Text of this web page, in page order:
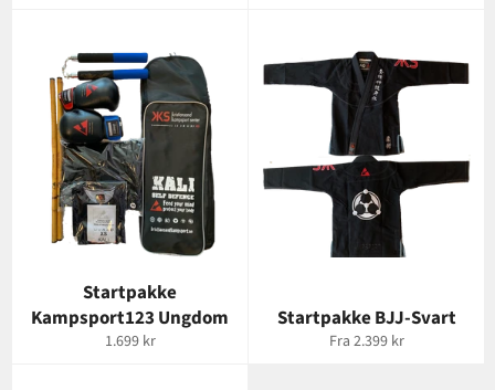
Startpakke
Kampsport123 Ungdom
Vanlig
1.699 kr
Startpakke BJJ-Svart
Fra 2.399 kr